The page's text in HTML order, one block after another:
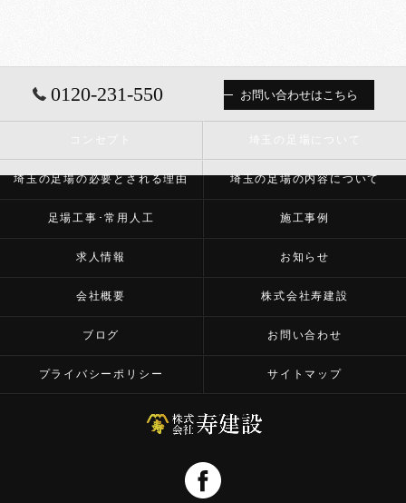
0120-231-550 お問い合わせはこちら
埼玉の足場の必要とされる理由 埼玉の足場の内容について
足場工事･常用人工 施工事例
求人情報 お知らせ
会社概要 株式会社寿建設
ブログ お問い合わせ
プライバシーポリシー サイトマップ